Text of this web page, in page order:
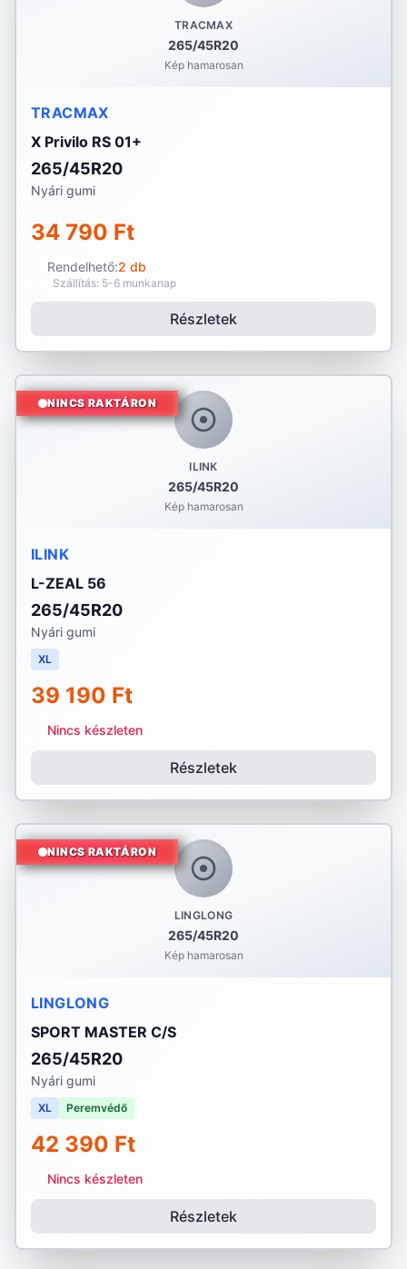
TRACMAX
265/45R20
Kép hamarosan
TRACMAX
X Privilo RS 01+
265/45R20
Nyári gumi
34 790 Ft
Rendelhető:2 db
Szállítás: 5-6 munkanap
Részletek
ILINK
265/45R20
Kép hamarosan
NINCS RAKTÁRON
ILINK
L-ZEAL 56
265/45R20
Nyári gumi
XL
39 190 Ft
Nincs készleten
Részletek
LINGLONG
265/45R20
Kép hamarosan
NINCS RAKTÁRON
LINGLONG
SPORT MASTER C/S
265/45R20
Nyári gumi
XL Peremvédő
42 390 Ft
Nincs készleten
Részletek